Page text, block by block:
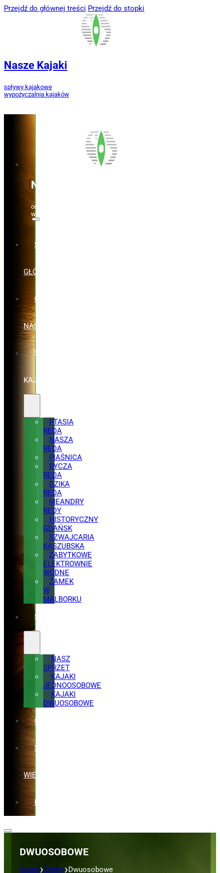
Przejdź do głównej treści Przejdź do stopki
Nasze Kajaki
spływy kajakowe
wypożyczalnia kajaków
Nasze Kajaki
organizacja spływów kajakowych
wypożyczalnia kajaków
STRONA
GŁÓWNA
O
NAS
SPŁYWY
KAJAKOWE
PTASIA
REDA
NASZA
REDA
PIAŚNICA
BYCZA
REDA
DZIKA
REDA
MEANDRY
REDY
HISTORYCZNY
GDAŃSK
SZWAJCARIA
KASZUBSKA
ZABYTKOWE
ELEKTROWNIE
WODNE
ZAMEK
W
MALBORKU
SPRZĘT
NASZ
SPRZĘT
KAJAKI
JEDNOOSOBOWE
KAJAKI
DWUOSOBOWE
CENNIK
STREFA
WIEDZY
KONTAKT
DWUOSOBOWE
Home›Sprzęt›Dwuosobowe